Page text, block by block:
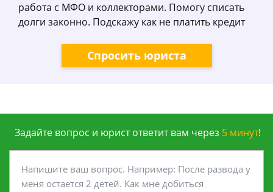
работа с МФО и коллекторами. Помогу списать
долги законно. Подскажу как не платить кредит
Спросить юриста
Задайте вопрос и юрист ответит вам через 5 минут!